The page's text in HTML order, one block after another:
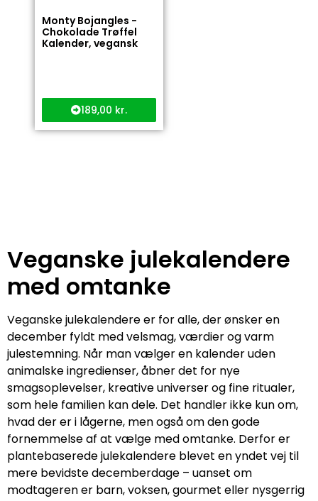
Monty Bojangles -
Chokolade Trøffel
Kalender, vegansk
189,00 kr.
Veganske julekalendere
med omtanke
Veganske julekalendere er for alle, der ønsker en
december fyldt med velsmag, værdier og varm
julestemning. Når man vælger en kalender uden
animalske ingredienser, åbner det for nye
smagsoplevelser, kreative universer og fine ritualer,
som hele familien kan dele. Det handler ikke kun om,
hvad der er i lågerne, men også om den gode
fornemmelse af at vælge med omtanke. Derfor er
plantebaserede julekalendere blevet en yndet vej til
mere bevidste decemberdage – uanset om
modtageren er barn, voksen, gourmet eller nysgerrig